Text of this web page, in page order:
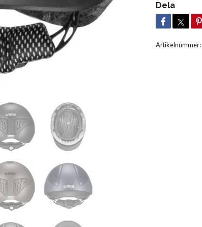
Dela
Artikelnummer: